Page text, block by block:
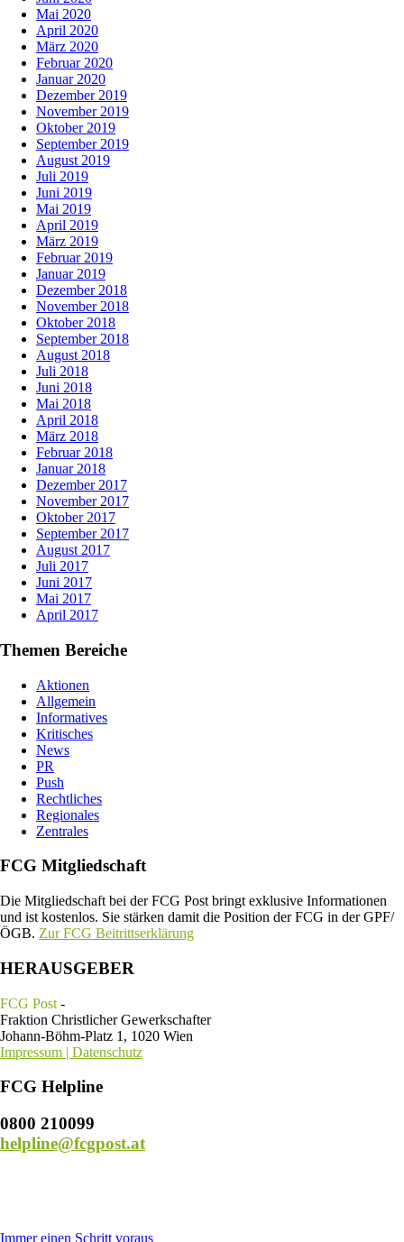
Mai 2020
April 2020
März 2020
Februar 2020
Januar 2020
Dezember 2019
November 2019
Oktober 2019
September 2019
August 2019
Juli 2019
Juni 2019
Mai 2019
April 2019
März 2019
Februar 2019
Januar 2019
Dezember 2018
November 2018
Oktober 2018
September 2018
August 2018
Juli 2018
Juni 2018
Mai 2018
April 2018
März 2018
Februar 2018
Januar 2018
Dezember 2017
November 2017
Oktober 2017
September 2017
August 2017
Juli 2017
Juni 2017
Mai 2017
April 2017
Themen Bereiche
Aktionen
Allgemein
Informatives
Kritisches
News
PR
Push
Rechtliches
Regionales
Zentrales
FCG Mitgliedschaft
Die Mitgliedschaft bei der FCG Post bringt exklusive Informationen
und ist kostenlos. Sie stärken damit die Position der FCG in der GPF/
ÖGB. Zur FCG Beitrittserklärung
HERAUSGEBER
FCG Post -
Fraktion Christlicher Gewerkschafter
Johann-Böhm-Platz 1, 1020 Wien
Impressum | Datenschutz
FCG Helpline
0800 210099
helpline@fcgpost.at
Immer einen Schritt voraus